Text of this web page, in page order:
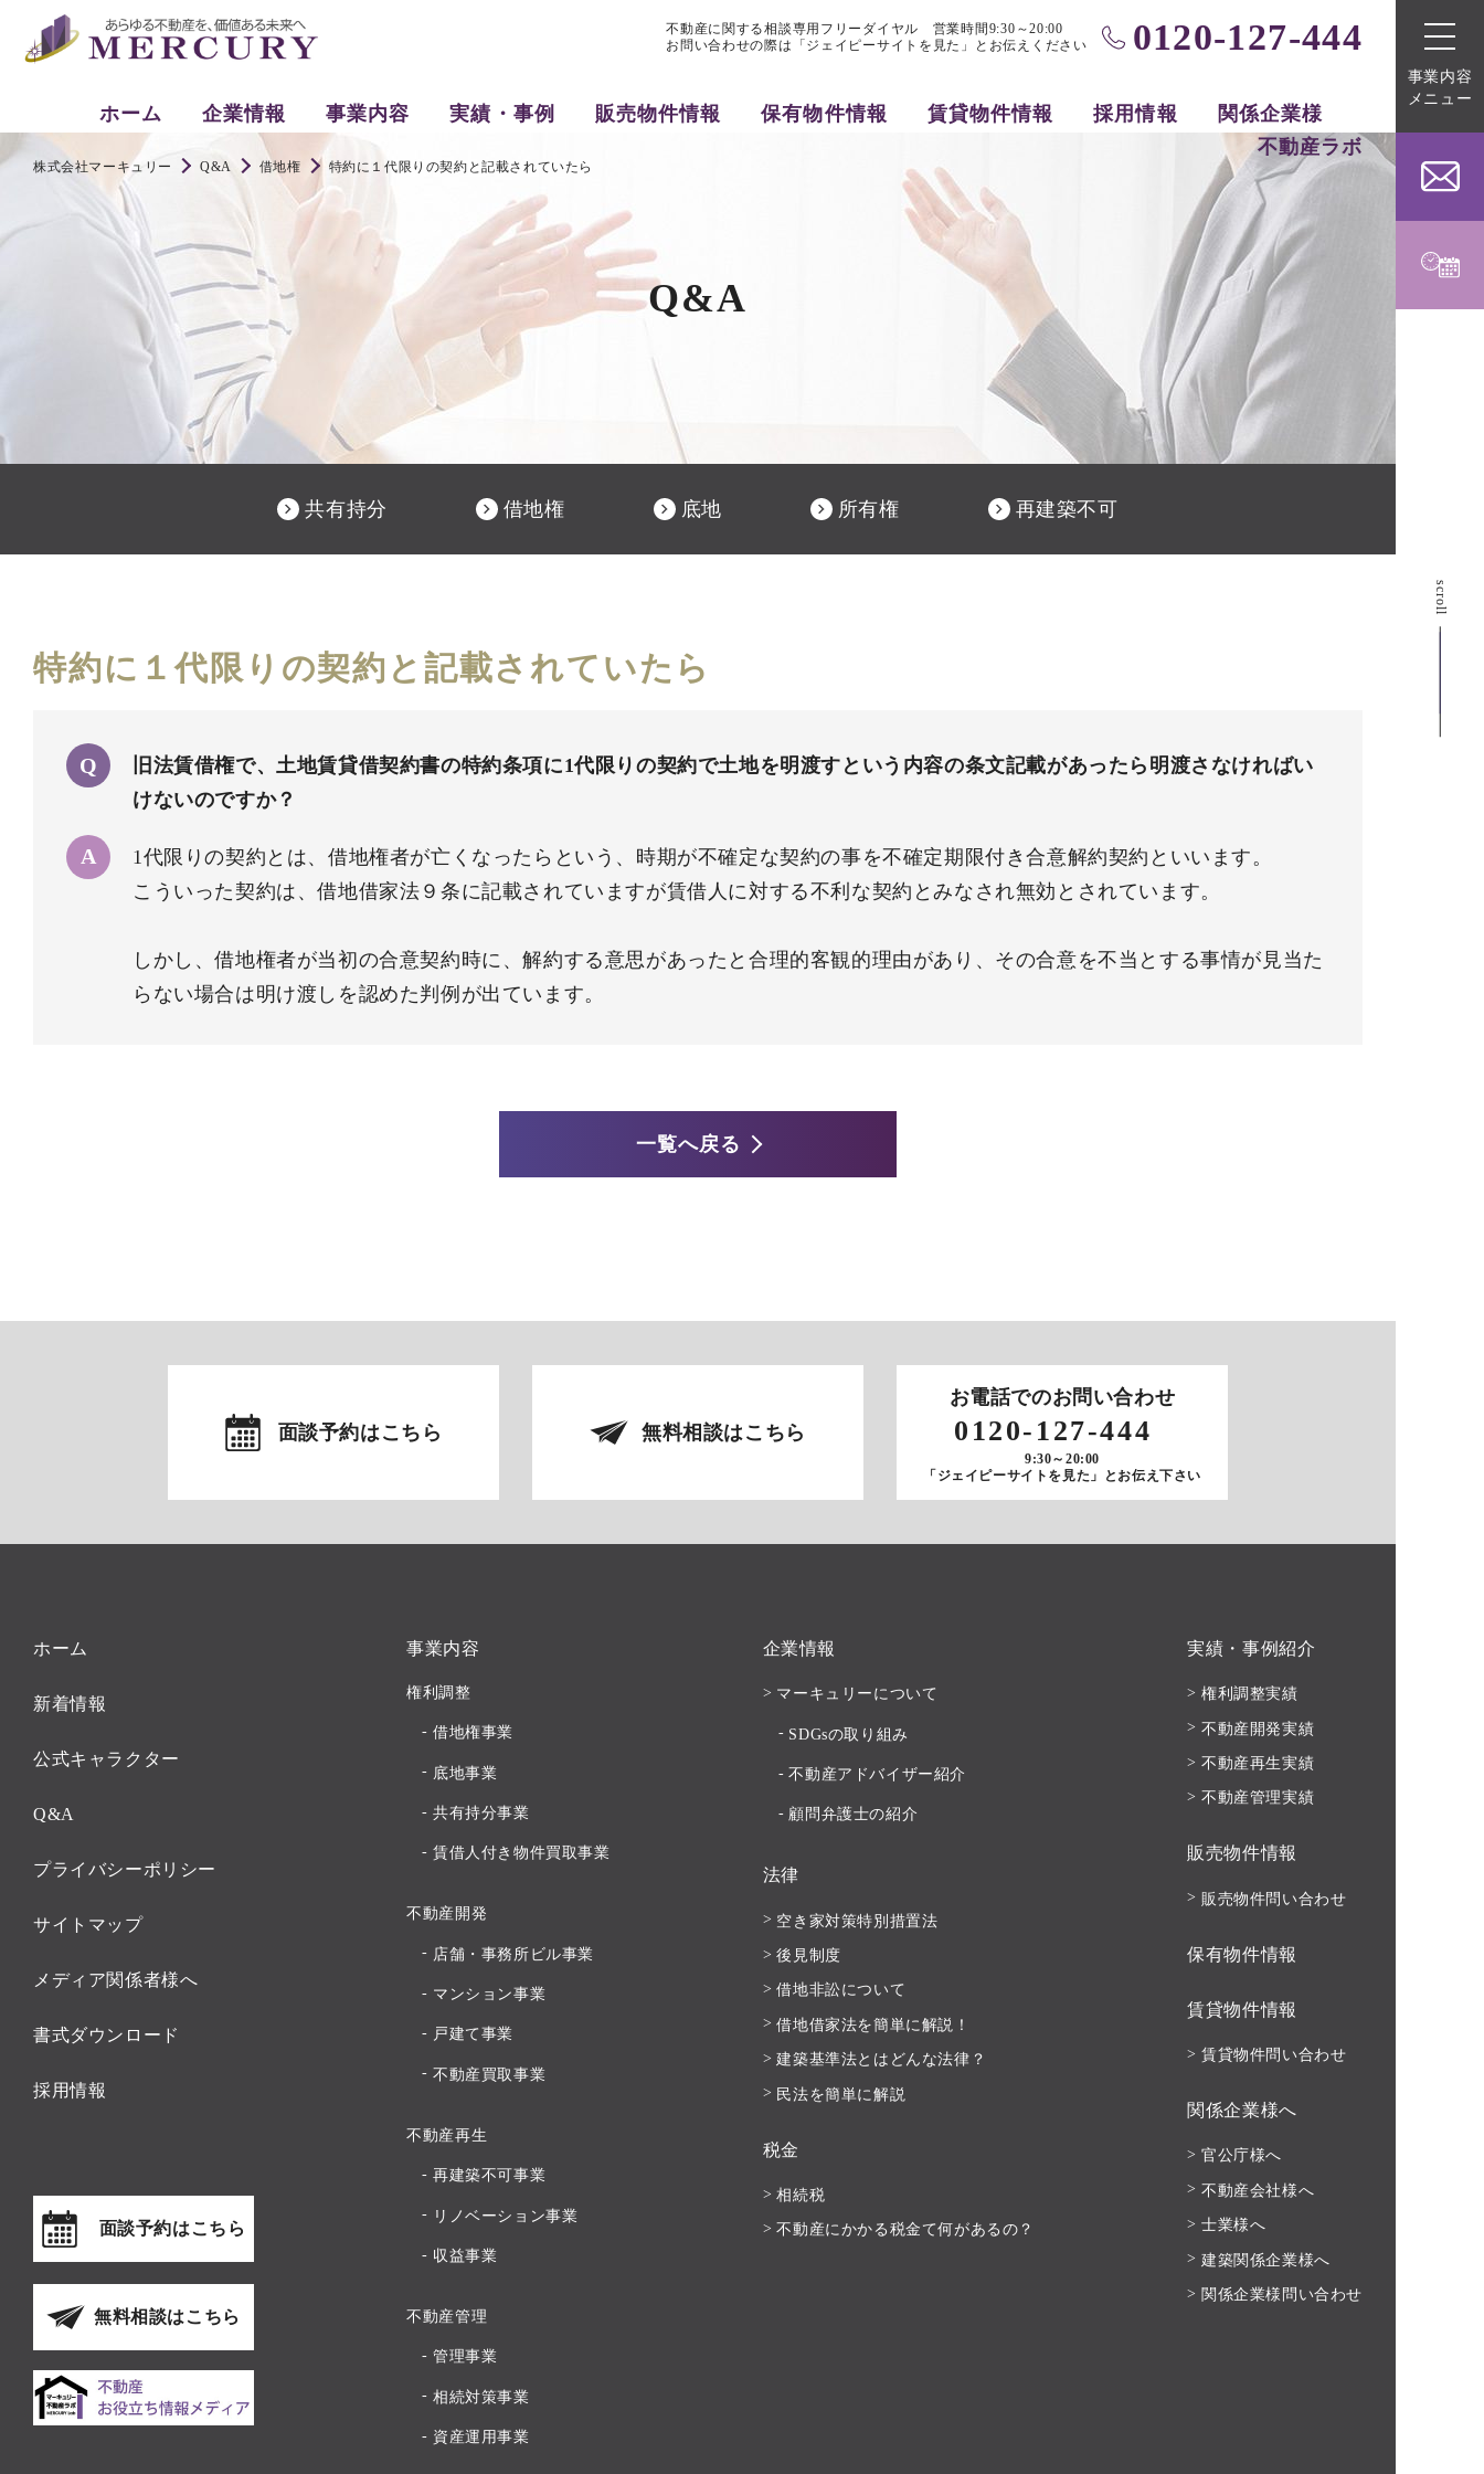
不動産に関する相談専用フリーダイヤル 営業時間9:30～20:00
お問い合わせの際は「ジェイピーサイトを見た」とお伝えください
0120-127-444
ホーム 企業情報 事業内容 実績・事例 販売物件情報 保有物件情報 賃貸物件情報 採用情報
関係企業様
不動産ラボ
事業内容
メニュー
scroll
Q&A
株式会社マーキュリー Q&A 借地権 特約に１代限りの契約と記載されていたら
共有持分 借地権 底地 所有権 再建築不可
特約に１代限りの契約と記載されていたら
旧法賃借権で、土地賃貸借契約書の特約条項に1代限りの契約で土地を明渡すという内容の条文記載があったら明渡さなければい
けないのですか？
1代限りの契約とは、借地権者が亡くなったらという、時期が不確定な契約の事を不確定期限付き合意解約契約といいます。
こういった契約は、借地借家法９条に記載されていますが賃借人に対する不利な契約とみなされ無効とされています。
しかし、借地権者が当初の合意契約時に、解約する意思があったと合理的客観的理由があり、その合意を不当とする事情が見当た
らない場合は明け渡しを認めた判例が出ています。
一覧へ戻る
面談予約はこちら 無料相談はこちら
お電話でのお問い合わせ
0120-127-444
9:30～20:00
「ジェイピーサイトを見た」とお伝え下さい
ホーム
新着情報
公式キャラクター
Q&A
プライバシーポリシー
サイトマップ
メディア関係者様へ
書式ダウンロード
採用情報
面談予約はこちら
無料相談はこちら
事業内容
権利調整
借地権事業
底地事業
共有持分事業
賃借人付き物件買取事業
不動産開発
店舗・事務所ビル事業
マンション事業
戸建て事業
不動産買取事業
不動産再生
再建築不可事業
リノベーション事業
収益事業
不動産管理
管理事業
相続対策事業
資産運用事業
企業情報
マーキュリーについて
SDGsの取り組み
不動産アドバイザー紹介
顧問弁護士の紹介
法律
空き家対策特別措置法
後見制度
借地非訟について
借地借家法を簡単に解説！
建築基準法とはどんな法律？
民法を簡単に解説
税金
相続税
不動産にかかる税金て何があるの？
実績・事例紹介
権利調整実績
不動産開発実績
不動産再生実績
不動産管理実績
販売物件情報
販売物件問い合わせ
保有物件情報
賃貸物件情報
賃貸物件問い合わせ
関係企業様へ
官公庁様へ
不動産会社様へ
士業様へ
建築関係企業様へ
関係企業様問い合わせ